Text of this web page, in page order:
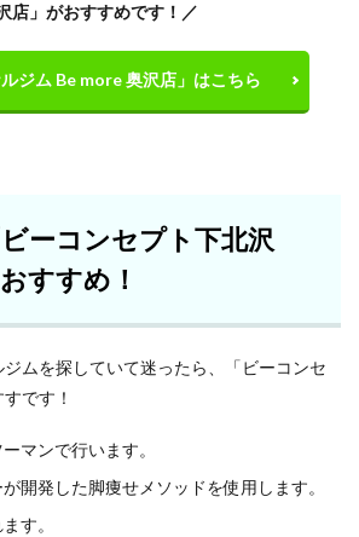
店」がおすすめです！／
ルジム Be more 奥沢店」はこちら
ーコンセプト下北沢
すすめ！
ムを探していて迷ったら、「ビーコンセ
です！
マンで行います。
開発した脚痩せメソッドを使用します。
す。